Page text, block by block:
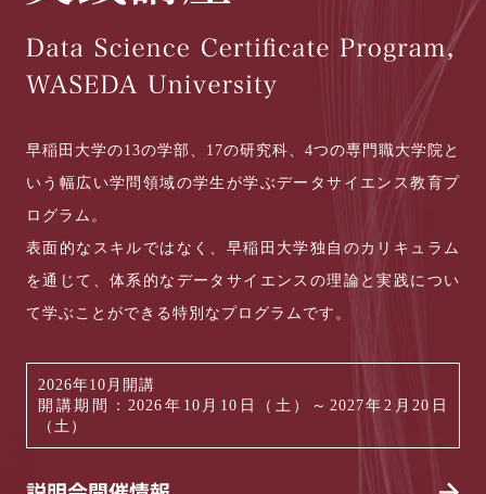
早稲田大学の13の学部、17の研究科、4つの専門職大学院と
いう幅広い学問領域の学生が学ぶデータサイエンス教育プ
ログラム。
表面的なスキルではなく、早稲田大学独自のカリキュラム
を通じて、体系的なデータサイエンスの理論と実践につい
て学ぶことができる特別なプログラムです。
2026年10月開講
開講期間：2026年10月10日（土）～2027年2月20日
（土）